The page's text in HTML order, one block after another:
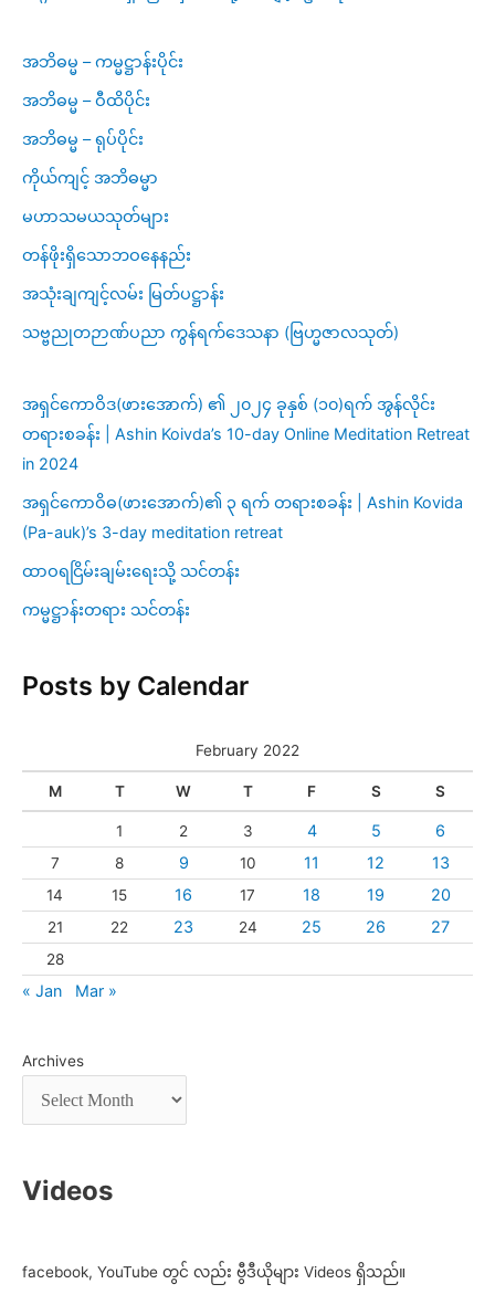
အဘိဓမ္မ – ကမ္မဋ္ဌာန်းပိုင်း
အဘိဓမ္မ – ဝီထိပိုင်း
အဘိဓမ္မ – ရုပ်ပိုင်း
ကိုယ်ကျင့် အဘိဓမ္မာ
မဟာသမယသုတ်များ
တန်ဖိုးရှိသောဘဝနေနည်း
အသုံးချကျင့်လမ်း မြတ်ပဋ္ဌာန်း
သဗ္ဗညုတဉာဏ်ပညာ ကွန်ရက်ဒေသနာ (ဗြဟ္မဇာလသုတ်)
အရှင်ကောဝိဒ(ဖားအောက်) ၏ ၂၀၂၄ ခုနှစ် (၁၀)ရက် အွန်လိုင်း
တရားစခန်း | Ashin Koivda’s 10-day Online Meditation Retreat
in 2024
အရှင်ကောဝိဓ(ဖားအောက်)၏ ၃ ရက် တရားစခန်း | Ashin Kovida
(Pa-auk)’s 3-day meditation retreat
ထာဝရငြိမ်းချမ်းရေးသို့ သင်တန်း
ကမ္မဋ္ဌာန်းတရား သင်တန်း
Posts by Calendar
February 2022
M T W T F S S
1 2 3 4 5 6
7 8 9 10 11 12 13
14 15 16 17 18 19 20
21 22 23 24 25 26 27
28
« Jan Mar »
Archives
Videos
facebook, YouTube တွင် လည်း ဗွီဒီယိုများ Videos ရှိသည်။